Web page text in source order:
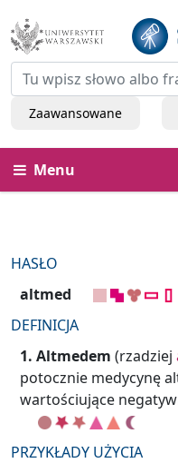
Zaawansowane
Menu
HASŁO
altmed
DEFINICJA
1. Altmedem (rzadziej
potocznie medycynę
wartościujące
PRZYKŁADY UŻYCIA